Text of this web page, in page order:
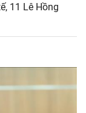
11 Lê Hồng